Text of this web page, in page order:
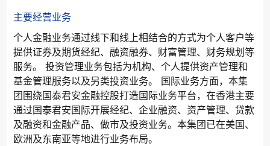
主要经营业务
个人金融业务通过线下和线上相结合的方式为个人客户等
提供证券及期货经纪、融资融券、财富管理、财务规划等
服务。 投资管理业务包括为机构、个人提供资产管理和
基金管理服务以及另类投资业务。 国际业务方面，本集
团围绕国泰君安金融控股打造国际业务平台，在香港主要
通过国泰君安国际开展经纪、企业融资、资产管理、贷款
及融资和金融产品、做市及投资业务。本集团已在美国、
欧洲及东南亚等地进行业务布局。